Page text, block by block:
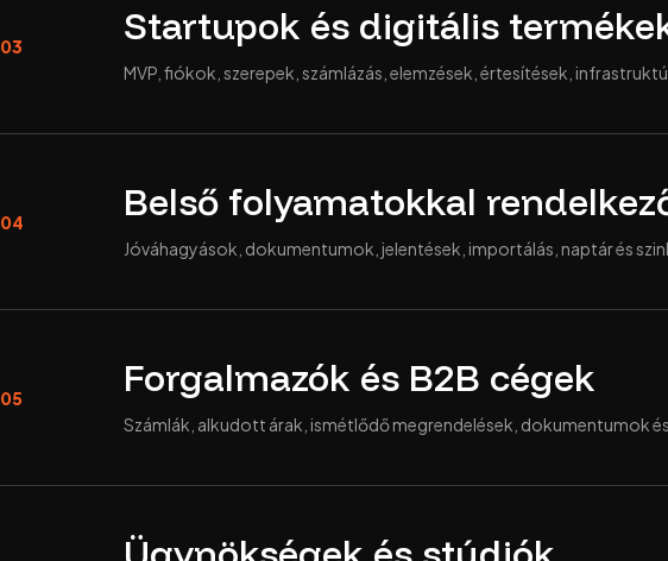
03 Startupok és digitális
MVP, fiókok, szerepek, számlázás, elemzések, értesítések,
04 Belső folyamatokkal
Jóváhagyások, dokumentumok, jelentések, importálás, naptár és
05 Forgalmazók és B2B cégek
Számlák, alkudott árak, ismétlődő megrendelések, dokumentumok és